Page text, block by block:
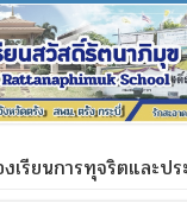
งเรียนการทุจริตและป